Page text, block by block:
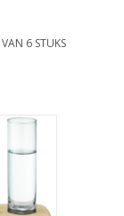
VAN 6 STUKS